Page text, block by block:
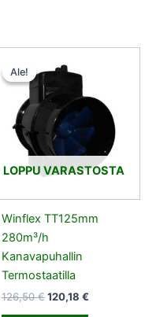
Ale!
LOPPU VARASTOSTA
Ale!
Winflex TT125mm
280m³/h
Kanavapuhallin
Termostaatilla
126,50€
hinta
126,50 €.
120,18 €